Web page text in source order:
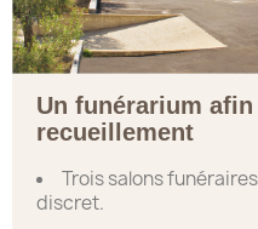
Un funérarium
recueillement
Trois salons
discret.